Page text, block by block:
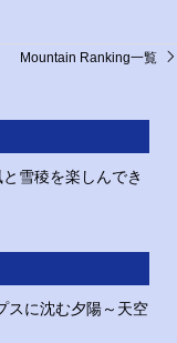
雪稜を楽しんでき
スに沈む夕陽～天空
Mountain Ranking一覧